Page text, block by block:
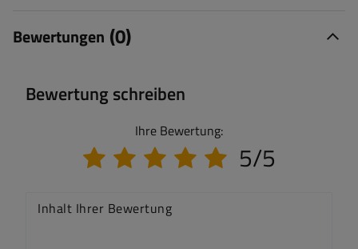
Bewertungen (0)
Bewertung schreiben
Ihre Bewertung:
5/5
Inhalt Ihrer Bewertung